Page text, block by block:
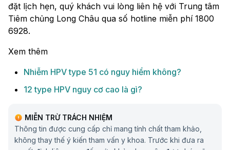
đặt lịch hẹn, quý khách vui lòng liên hệ với Trung tâm
Tiêm chủng Long Châu qua số hotline miễn phí 1800
6928.
Xem thêm
Nhiễm HPV type 51 có nguy hiểm không?
12 type HPV nguy cơ cao là gì?
MIỄN TRỪ TRÁCH NHIỆM
Thông tin được cung cấp chỉ mang tính chất tham khảo,
không thay thế ý kiến tham vấn y khoa. Trước khi đưa ra